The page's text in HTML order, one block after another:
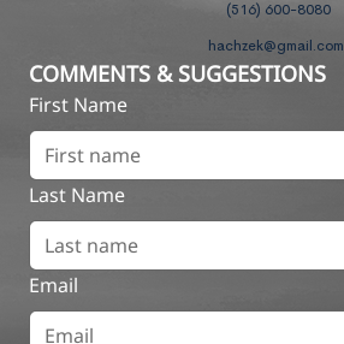
(516) 600-8080
hachzek@gmail.com
COMMENTS & SUGGESTIONS
First Name
Last Name
Email